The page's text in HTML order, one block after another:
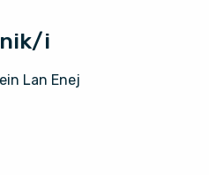
i
Lan Enej